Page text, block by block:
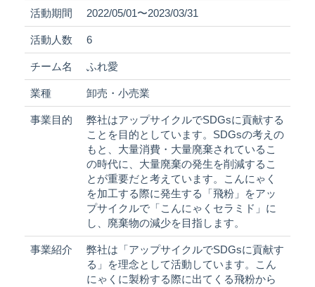
活動期間 2022/05/01〜2023/03/31
活動人数 6
チーム名 ふれ愛
業種 卸売・小売業
事業目的
弊社はアップサイクルでSDGsに貢献する
ことを目的としています。SDGsの考えの
もと、大量消費・大量廃棄されているこ
の時代に、大量廃棄の発生を削減するこ
とが重要だと考えています。こんにゃく
を加工する際に発生する「飛粉」をアッ
プサイクルで「こんにゃくセラミド」に
し、廃棄物の減少を目指します。
事業紹介
弊社は「アップサイクルでSDGsに貢献す
る」を理念として活動しています。こん
にゃくに製粉する際に出てくる飛粉から